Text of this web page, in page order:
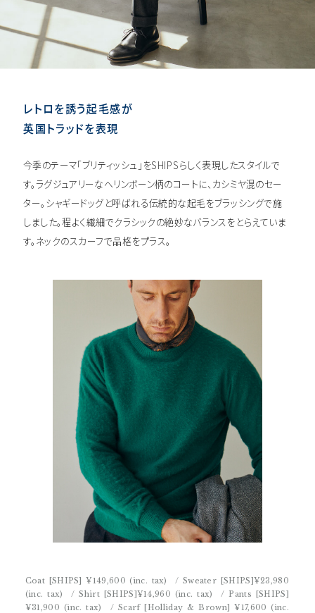
Coat [SHIPS]¥149,600 (inc. tax) / Sweater [SHIPS]¥23,980
(inc. tax)
/ Shirt [SHIPS]¥14,960 (inc. tax)
/ Pants [SHIPS]
¥31,900 (inc. tax)
/ Scarf [Holliday & Brown]¥17,600 (inc.
レトロを誘う起毛感が
英国トラッドを表現
今季のテーマ「ブリティッシュ」をSHIPSらしく表現したスタイルで
す。ラグジュアリーなヘリンボーン柄のコートに、カシミヤ混のセー
ター。シャギードッグと呼ばれる伝統的な起毛をブラッシングで施
しました。程よく繊細でクラシックの絶妙なバランスをとらえていま
す。ネックのスカーフで品格をプラス。